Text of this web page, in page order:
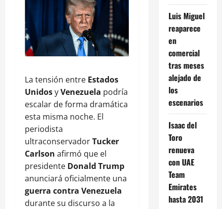
La tensión entre Estados
UnidosyVenezuela podría
escalar de forma dramática
esta misma noche. El
periodista
ultraconservadorTucker
Carlson afirmó que el
presidente Donald Trump
anunciará oficialmente una
guerra contra Venezuela
durante su discurso a la
Luis Miguel
reaparece
en
comercial
tras meses
alejado de
los
escenarios
Isaac del
Toro
renueva
con UAE
Team
Emirates
hasta 2031